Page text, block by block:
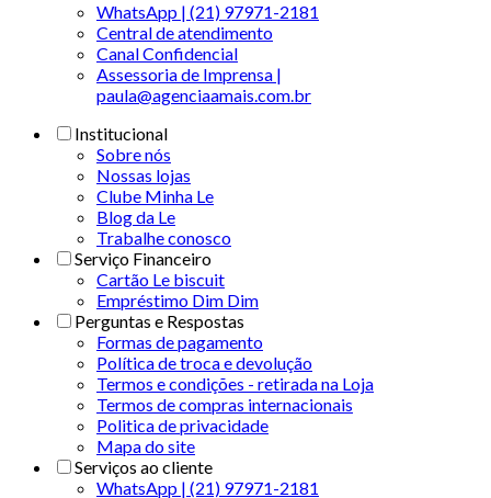
WhatsApp | (21) 97971-2181
Central de atendimento
Canal Confidencial
Assessoria de Imprensa |
paula@agenciaamais.com.br
Institucional
Sobre nós
Nossas lojas
Clube Minha Le
Blog da Le
Trabalhe conosco
Serviço Financeiro
Cartão Le biscuit
Empréstimo Dim Dim
Perguntas e Respostas
Formas de pagamento
Política de troca e devolução
Termos e condições - retirada na Loja
Termos de compras internacionais
Politica de privacidade
Mapa do site
Serviços ao cliente
WhatsApp | (21) 97971-2181